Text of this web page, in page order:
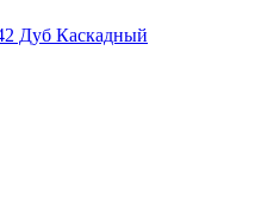
Дуб Каскадный